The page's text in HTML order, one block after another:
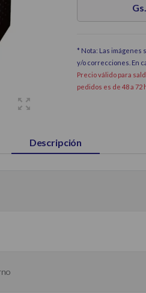
* Nota: Las
y/o correcciones. En
Precio válido para
pedidos es de 48 a 72
Descripción